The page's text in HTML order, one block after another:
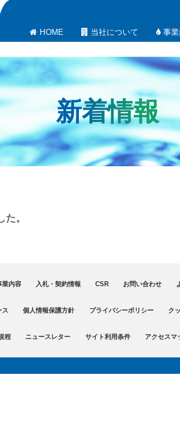
HOME 当社について 事
新着情報
。
業内容 入札・契約情報 CSR お問い合わせ
ス 個人情報保護方針 プライバシーポリシー ク
程 ニュースレター サイト利用条件 アクセスマ